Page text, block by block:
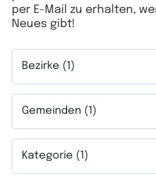
per E-Mail zu erhalten,
Neues gibt!
Bezirke (1)
Gemeinden (1)
Kategorie (1)